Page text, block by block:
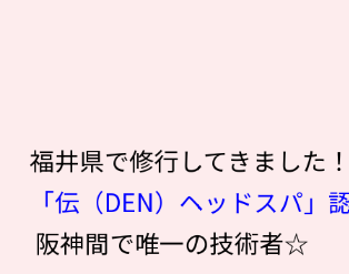
福井県で修行してきました！
「伝（DEN）ヘッドスパ」
阪神間で唯一の技術者☆